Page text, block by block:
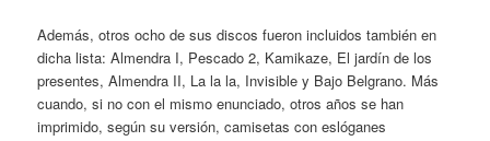
Además, otros ocho de sus discos fueron incluidos también en
dicha lista: Almendra I, Pescado 2, Kamikaze, El jardín de los
presentes, Almendra II, La la la, Invisible y Bajo Belgrano. Más
cuando, si no con el mismo enunciado, otros años se han
imprimido, según su versión, camisetas con eslóganes